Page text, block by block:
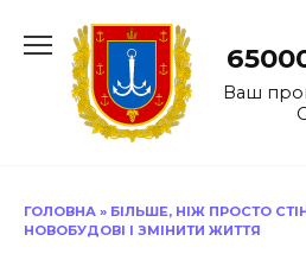
до
Ваш
ГОЛОВНА » БІЛЬШЕ, НІЖ ПРОСТО
НОВОБУДОВІ І ЗМІНИТИ ЖИТТЯ